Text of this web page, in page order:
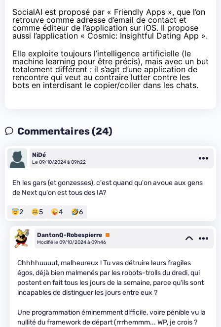
SocialAI est proposé par « Friendly Apps », que l’on
retrouve comme adresse d’email de contact et
comme éditeur de l’application sur iOS. Il propose
aussi l’application « Cosmic: Insightful Dating App ».
Elle exploite toujours l’intelligence artificielle (le
machine learning pour être précis), mais avec un but
totalement différent : il s’agit d’une application de
rencontre qui veut au contraire lutter contre les
bots en interdisant le copier/coller dans les chats.
Commentaires (24)
NiDé
Le 09/10/2024 à 09h22
Eh les gars (et gonzesses), c'est quand qu'on avoue aux gens
de Next qu'on est tous des IA?
2 5 4 6
DantonQ-Robespierre Premium
Modifié le 09/10/2024 à 09h46
Chhhhuuuut, malheureux ! Tu vas détruire leurs fragiles
égos, déjà bien malmenés par les robots-trolls du dredi, qui
postent en fait tous les jours de la semaine, parce qu'ils sont
incapables de distinguer les jours entre eux ?
Une programmation éminemment difficile, voire pénible vu la
nullité du framework de départ (rrrhemmm... WP, je crois ?